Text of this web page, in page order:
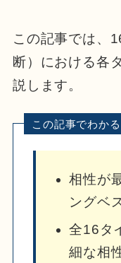
この記事では、
断）における各
説します。
相性が
ングベ
全16タ
細な相